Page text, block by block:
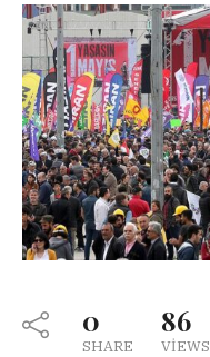
0
SHARE
86
VIEWS